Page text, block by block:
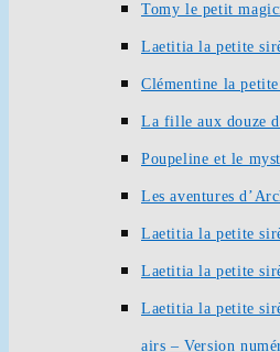
Tomy le petit
Laetitia la petite
Clémentine la petite
La fille aux douze
Poupeline et le
Les aventures
Laetitia la petite
Laetitia la petite
Laetitia la petite
airs – Version